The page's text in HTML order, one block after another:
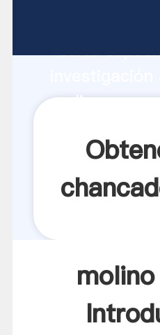
fuerte
molino para